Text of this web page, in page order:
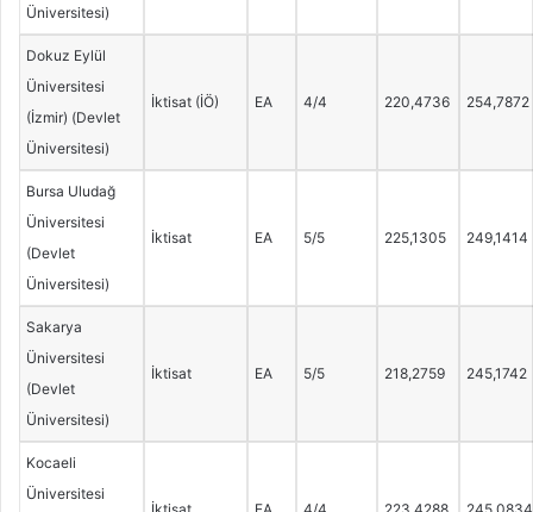
Üniversitesi)
Dokuz Eylül
Üniversitesi
(İzmir) (Devlet
Üniversitesi)
İktisat (İÖ) EA 4/4 220,4736 254,7872
Bursa Uludağ
Üniversitesi
(Devlet
Üniversitesi)
İktisat EA 5/5 225,1305 249,1414
Sakarya
Üniversitesi
(Devlet
Üniversitesi)
İktisat EA 5/5 218,2759 245,1742
Kocaeli
Üniversitesi